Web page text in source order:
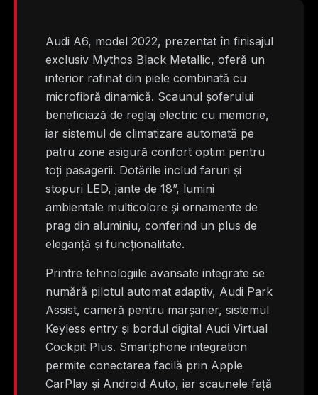
Audi A6, model 2022, prezentat în finisajul
exclusiv Mythos Black Metallic, oferă un
interior rafinat din piele combinată cu
microfibră dinamică. Scaunul șoferului
beneficiază de reglaj electric cu memorie,
iar sistemul de climatizare automată pe
patru zone asigură confort optim pentru
toți pasagerii. Dotările includ faruri și
stopuri LED, jante de 18”, lumini
ambientale multicolore și ornamente de
prag din aluminiu, conferind un plus de
eleganță și funcționalitate.
Printre tehnologiile avansate integrate se
numără pilotul automat adaptiv, Audi Park
Assist, cameră pentru marșarier, sistemul
Keyless entry și bordul digital Audi Virtual
Cockpit Plus. Smartphone integration
permite conectarea facilă prin Apple
CarPlay și Android Auto, iar scaunele față